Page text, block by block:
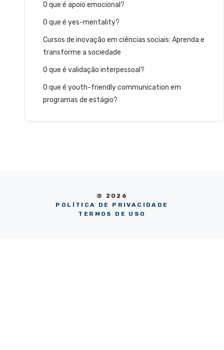
O que é apoio emocional?
O que é yes-mentality?
Cursos de inovação em ciências sociais: Aprenda e
transforme a sociedade
O que é validação interpessoal?
O que é youth-friendly communication em
programas de estágio?
© 2026
POLÍTICA DE PRIVACIDADE
TERMOS DE USO